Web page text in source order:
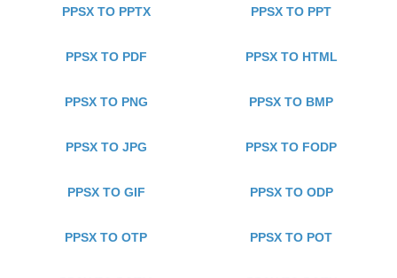
PPSX TO PPTX PPSX TO PPT
PPSX TO PDF PPSX TO HTML
PPSX TO PNG PPSX TO BMP
PPSX TO JPG PPSX TO FODP
PPSX TO GIF PPSX TO ODP
PPSX TO OTP PPSX TO POT